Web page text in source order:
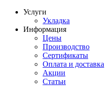
Услуги
Укладка
Информация
Цены
Производство
Сертификаты
Оплата и доставка
Акции
Статьи